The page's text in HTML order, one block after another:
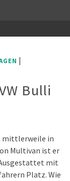
|
Bulli
mittlerweile in
Multivan ist er
mit
Platz. Wie